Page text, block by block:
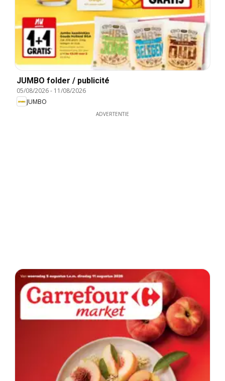
JUMBO folder / publicité
05/08/2026- 11/08/2026
JUMBO
ADVERTENTIE